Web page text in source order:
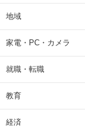
地域
家電・PC・カメラ
就職・転職
教育
経済